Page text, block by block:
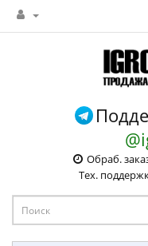
Обраб.
Тех.